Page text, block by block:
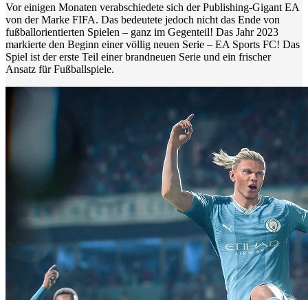
Vor einigen Monaten verabschiedete sich der Publishing-Gigant EA
von der Marke FIFA. Das bedeutete jedoch nicht das Ende von
fußballorientierten Spielen – ganz im Gegenteil! Das Jahr 2023
markierte den Beginn einer völlig neuen Serie – EA Sports FC! Das
Spiel ist der erste Teil einer brandneuen Serie und ein frischer
Ansatz für Fußballspiele.